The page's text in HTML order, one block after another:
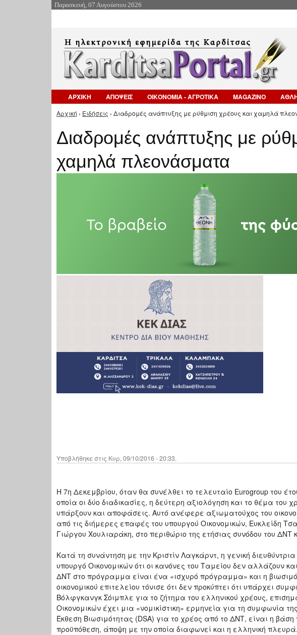
Παρασκευή, 07 Αυγούστου 2026
ΑΡΧΙΚΗ ΑΠΟΨΕΙΣ ΟΙΚΟΝΟΜΙΑ - ΑΓΡΟΤΙΚΑ MAGAZINO
Είστε εδώ
Αρχική › Ειδήσεις › Διαδρομές ανάπτυξης με ρύθμιση χρέους και χαμηλά
Διαδρομές ανάπτυξης με
χαμηλά πλεονάσματα
Υποβλήθηκε στις Κυρ, 09/10/2016 - 20:33.
Η 7η Δεκεμβρίου, όταν θα συνέλθει το τελευταίο Eurogroup του
οποία οι δύο διαδικασίες, η δεύτερη αξιολόγηση και το θέμα του
υπάρξουν και αποφάσεις. Αυτό ανέφερε αξιωματούχος του
από τις διήμερες επαφές του υπουργού Οικονομικών, Ευκλείδη
Γιώργου Χουλιαράκη, στο περιθώριο της ετήσιας συνόδου του
Κατά τη συνάντηση με την Κριστίν Λαγκάρντ, η γενική
υπουργό Οικονομικών ότι οι κανόνες του Ταμείου δεν αλλάζουν
ΔΝΤ στο πρόγραμμα είναι ένα «ισχυρό πρόγραμμα» και η
οικονομικού επιτελείου τόνισε ότι δεν προκύπτει ότι υπάρχει
Βόλφγκανγκ Σόιμπλε για το ζήτημα του ελληνικού χρέους,
Οικονομικών έχει μια «νομικίστικη» ερμηνεία για τη συμφωνία
Έκθεση Βιωσιμότητας (DSA) για το χρέος από το ΔΝΤ, είναι η
προϋπόθεση, άποψη με την οποία διαφωνεί και η ελληνική πλευρά.